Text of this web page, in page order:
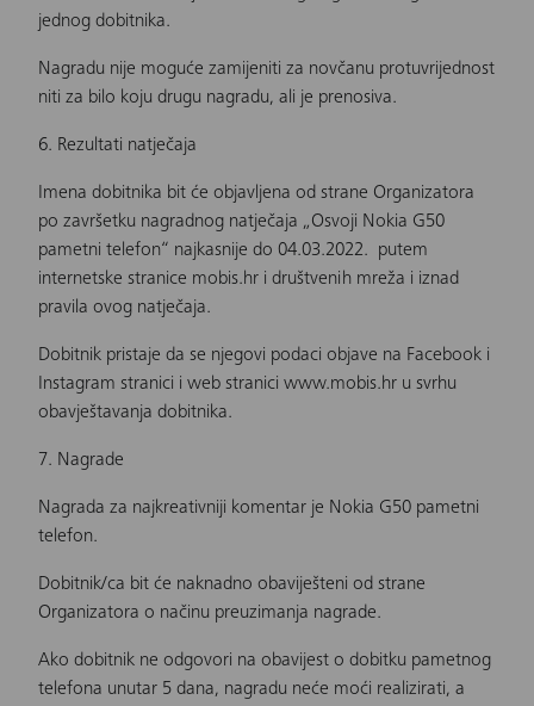
jednog dobitnika.
Nagradu nije moguće zamijeniti za novčanu protuvrijednost
niti za bilo koju drugu nagradu, ali je prenosiva.
6. Rezultati natječaja
Imena dobitnika bit će objavljena od strane Organizatora
po završetku nagradnog natječaja „Osvoji Nokia G50
pametni telefon“ najkasnije do 04.03.2022. putem
internetske stranice mobis.hr i društvenih mreža i iznad
pravila ovog natječaja.
Dobitnik pristaje da se njegovi podaci objave na Facebook i
Instagram stranici i web stranici www.mobis.hr u svrhu
obavještavanja dobitnika.
7. Nagrade
Nagrada za najkreativniji komentar je Nokia G50 pametni
telefon.
Dobitnik/ca bit će naknadno obaviješteni od strane
Organizatora o načinu preuzimanja nagrade.
Ako dobitnik ne odgovori na obavijest o dobitku pametnog
telefona unutar 5 dana, nagradu neće moći realizirati, a